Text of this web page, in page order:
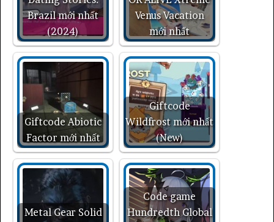
Brazil mới nhất
(2024)
Venus Vacation
mới nhất
Giftcode Abiotic
Factor mới nhất
Giftcode
Wildfrost mới nhất
(New)
Metal Gear Solid
Code game
Hundredth Global